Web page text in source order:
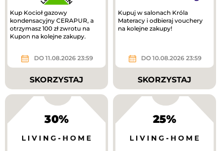
Kup Kocioł gazowy
kondensacyjny CERAPUR, a
otrzymasz 100 zł zwrotu na
Kupon na kolejne zakupy.
DO 11.08.2026 23:59
SKORZYSTAJ
Kupuj w salonach Króla
Materacy i odbieraj vouchery
na kolejne zakupy!
DO 10.08.2026 23:59
SKORZYSTAJ
30% 25%